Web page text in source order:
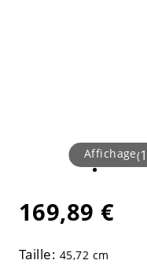
Affichage(1
169,89 €
Taille: 45,72 cm